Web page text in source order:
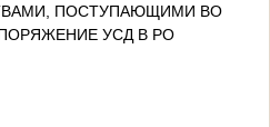
ПОСТУПАЮЩИМИ ВО
УСД В РО